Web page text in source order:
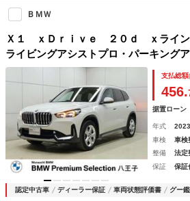
ＢＭＷ
Ｘ１ ｘＤｒｉｖｅ ２０ｄ ｘライ
ライビングアシストプロ・パーキング
アップディスプレイ・ＢＭＷコネクテ
ェッショナル・アップルカープレイ
支払総額
456.
据置ローン
年式
車検
車検
整備
法定
保証
保証
認定中古車 ディーラー保証 車両状態評価書 グー